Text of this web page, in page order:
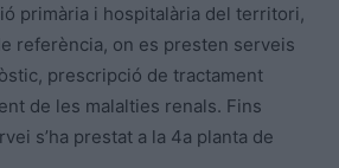
primària i hospitalària del territori,
referència, on es presten serveis
prescripció de tractament
de les malalties renals. Fins
s’ha prestat a la 4a planta de